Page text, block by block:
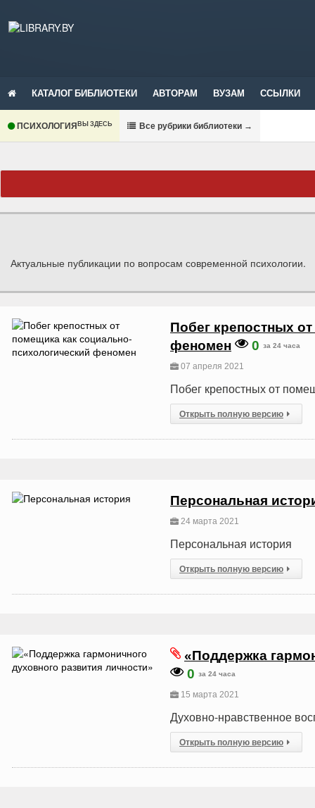
КАТАЛОГ БИБЛИОТЕКИ АВТОРАМ ВУЗАМ ССЫЛКИ
ПСИХОЛОГИЯВЫ ЗДЕСЬ Все рубрики библиотеки →
Актуальные публикации по вопросам современной психологии.
Побег крепостных
феномен
0 за 24 часа
07 апреля 2021
Побег крепостных от
Открыть полную версию
Персональная
24 марта 2021
Персональная история
Открыть полную версию
«Поддержка
0 за 24 часа
15 марта 2021
Духовно-нравственное
Открыть полную версию